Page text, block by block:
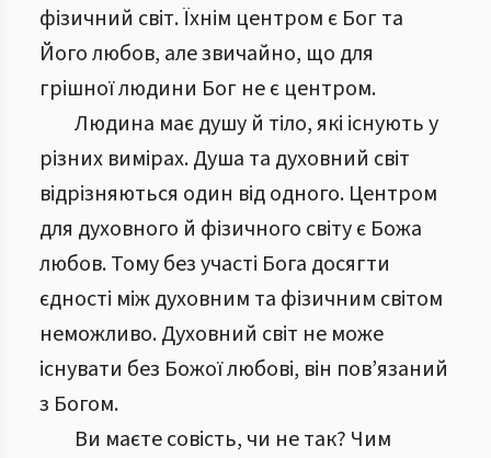
фізичний світ. Їхнім центром є Бог та
Його любов, але звичайно, що для
грішної людини Бог не є центром.
Людина має душу й тіло, які існують у
різних вимірах. Душа та духовний світ
відрізняються один від одного. Центром
для духовного й фізичного світу є Божа
любов. Тому без участі Бога досягти
єдності між духовним та фізичним світом
неможливо. Духовний світ не може
існувати без Божої любові, він пов’язаний
з Богом.
Ви маєте совість, чи не так? Чим